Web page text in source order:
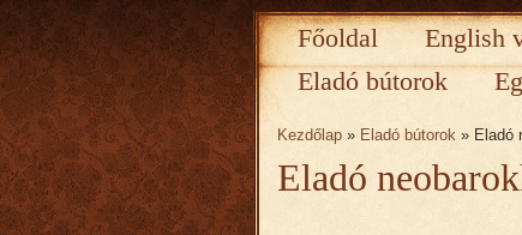
Főoldal English
Eladó bútorok
Kezdőlap » Eladó bútorok » Eladó
Eladó